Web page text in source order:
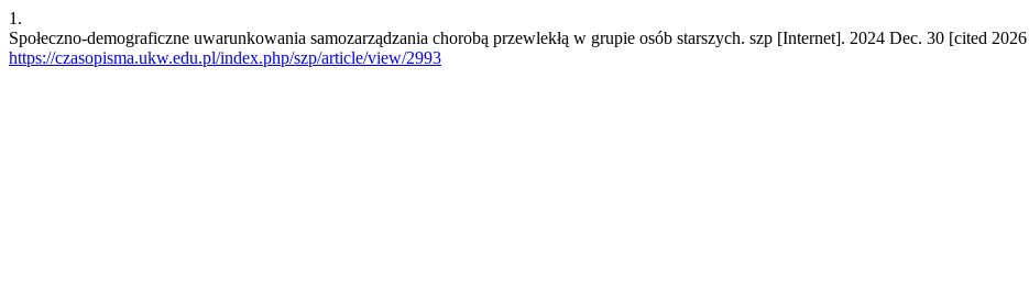
1.
Społeczno-demograficzne uwarunkowania samozarządzania chorobą przewlekłą w grupie osób starszych. szp [Internet]. 2024 Dec. 30 [cited
https://czasopisma.ukw.edu.pl/index.php/szp/article/view/2993